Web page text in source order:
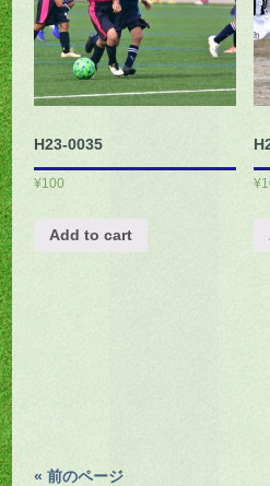
H23-0035
¥100
Add to cart
¥
« 前のページ